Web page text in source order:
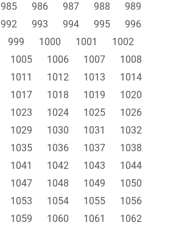
985 986 987 988
989
992 993 994 995
996
999 1000 1001
1002
1005 1006 1007
1008
1011 1012 1013
1014
1017 1018 1019
1020
1023 1024 1025
1026
1029 1030 1031
1032
1035 1036 1037
1038
1041 1042 1043
1044
1047 1048 1049
1050
1053 1054 1055
1056
1059 1060 1061
1062